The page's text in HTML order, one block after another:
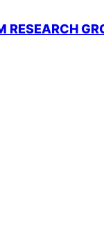
RESEARCH